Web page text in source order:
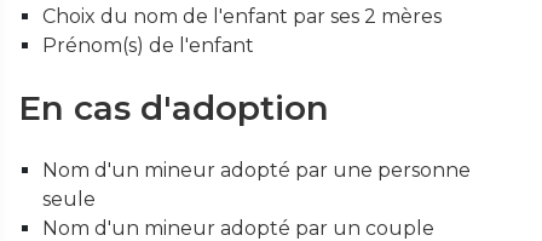
Choix du nom de l'enfant par ses 2 mères
Prénom(s) de l'enfant
En cas d'adoption
Nom d'un mineur adopté par une personne
seule
Nom d'un mineur adopté par un couple